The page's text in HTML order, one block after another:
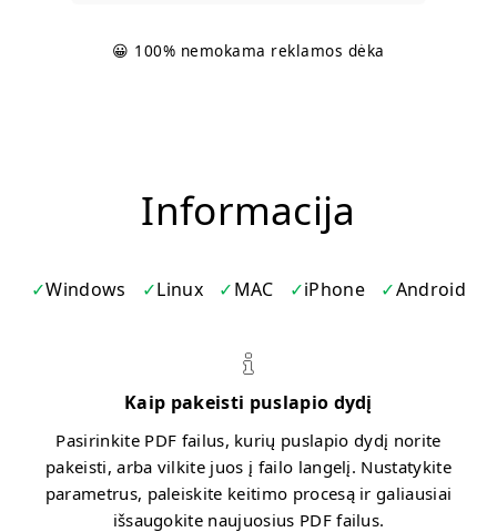
😀 100% nemokama reklamos dėka
Informacija
Windows Linux MAC iPhone Android
Kaip pakeisti puslapio dydį
Pasirinkite PDF failus, kurių puslapio dydį norite
pakeisti, arba vilkite juos į failo langelį. Nustatykite
parametrus, paleiskite keitimo procesą ir galiausiai
išsaugokite naujuosius PDF failus.